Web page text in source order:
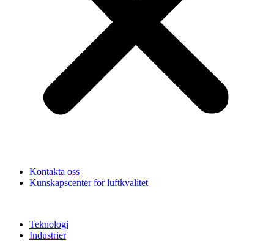
Kontakta oss
Kunskapscenter för luftkvalitet
Teknologi
Industrier